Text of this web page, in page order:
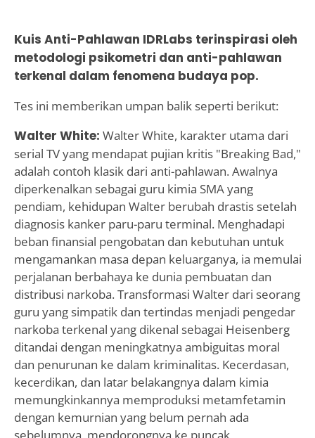
Kuis Anti-Pahlawan IDRLabs terinspirasi oleh
metodologi psikometri dan anti-pahlawan
terkenal dalam fenomena budaya pop.
Tes ini memberikan umpan balik seperti berikut:
Walter White: Walter White, karakter utama dari
serial TV yang mendapat pujian kritis "Breaking Bad,"
adalah contoh klasik dari anti-pahlawan. Awalnya
diperkenalkan sebagai guru kimia SMA yang
pendiam, kehidupan Walter berubah drastis setelah
diagnosis kanker paru-paru terminal. Menghadapi
beban finansial pengobatan dan kebutuhan untuk
mengamankan masa depan keluarganya, ia memulai
perjalanan berbahaya ke dunia pembuatan dan
distribusi narkoba. Transformasi Walter dari seorang
guru yang simpatik dan tertindas menjadi pengedar
narkoba terkenal yang dikenal sebagai Heisenberg
ditandai dengan meningkatnya ambiguitas moral
dan penurunan ke dalam kriminalitas. Kecerdasan,
kecerdikan, dan latar belakangnya dalam kimia
memungkinkannya memproduksi metamfetamin
dengan kemurnian yang belum pernah ada
sebelumnya, mendorongnya ke puncak